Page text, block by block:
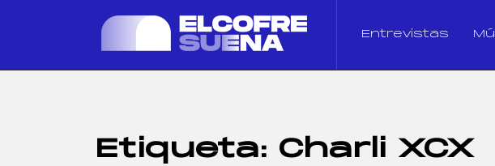
Entrevistas
Etiqueta: Charli XCX